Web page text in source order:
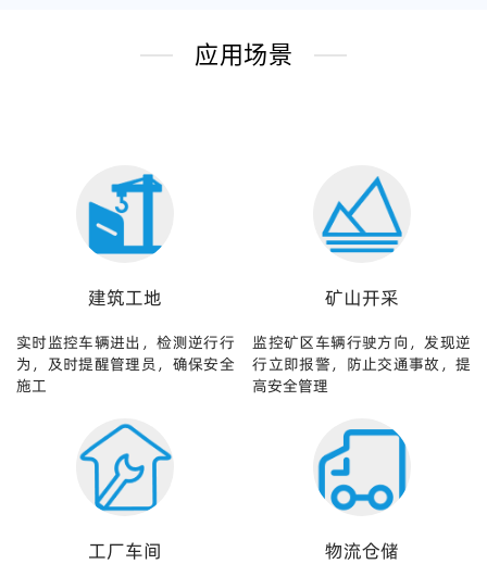
应用场景
建筑工地
实时监控车辆进出，检测逆行行
为，及时提醒管理员，确保安全
施工
矿山开采
监控矿区车辆行驶方向，发现逆
行立即报警，防止交通事故，提
高安全管理
工厂车间 物流仓储